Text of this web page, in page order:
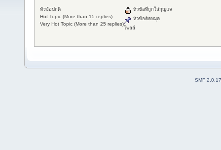
หัวข้อปกติ
Hot Topic (More than 15 replies)
Very Hot Topic (More than 25 replies)
หัวข้อที่ถูกใส่กุญแจ
หัวข้อติดหมุด
โพลล์
SMF 2.0.17